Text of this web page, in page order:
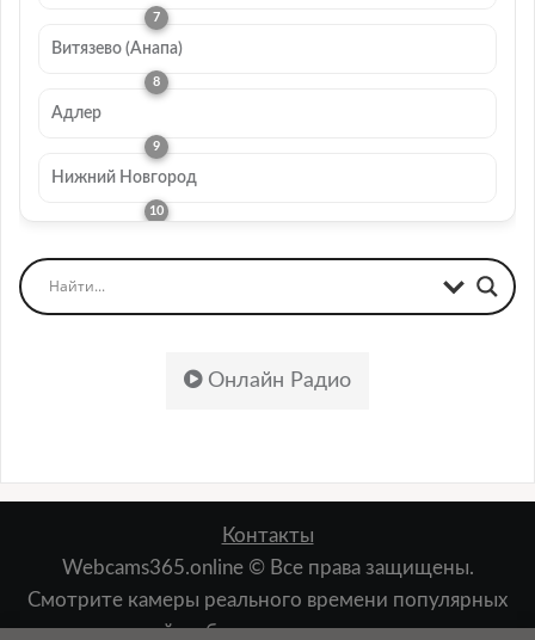
Витязево (Анапа)
Адлер
Нижний Новгород
Онлайн Радио
Контакты
Webcams365.online © Все права защищены.
Смотрите камеры реального времени популярных
мест: пляжей, набережных, лыжных курортов,